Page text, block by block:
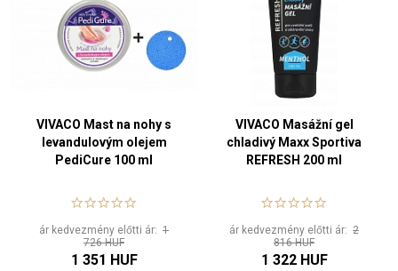
VIVACO Mast na nohy s
levandulovým olejem
PediCure 100 ml
ár kedvezmény előtti ár: 1
726 HUF
1 351 HUF
VIVACO Masážní gel
chladivý Maxx Sportiva
REFRESH 200 ml
ár kedvezmény előtti ár: 2
816 HUF
1 322 HUF